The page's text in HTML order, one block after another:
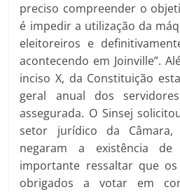
preciso compreender o
é impedir a utilização da
eleitoreiros e
acontecendo em Joinville”.
inciso X, da Constituição
geral anual dos
assegurada. O Sinsej
setor jurídico da Câmara,
negaram a existência
importante ressaltar que
obrigados a votar em